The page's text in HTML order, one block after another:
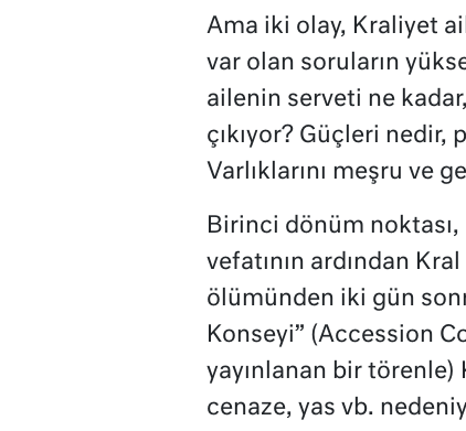
Ama iki olay, Kraliyet
var olan soruların
ailenin serveti ne
çıkıyor? Güçleri
Varlıklarını meşru ve
Birinci dönüm noktası,
vefatının ardından
ölümünden iki gün
Konseyi” (Accession
yayınlanan bir
cenaze, yas vb.